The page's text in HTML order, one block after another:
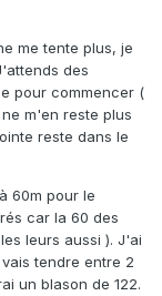
me tente plus, je
des
pour commencer (
m'en reste plus
reste dans le
60m pour le
car la 60 des
leurs aussi ). J'ai
tendre entre 2
un blason de 122.